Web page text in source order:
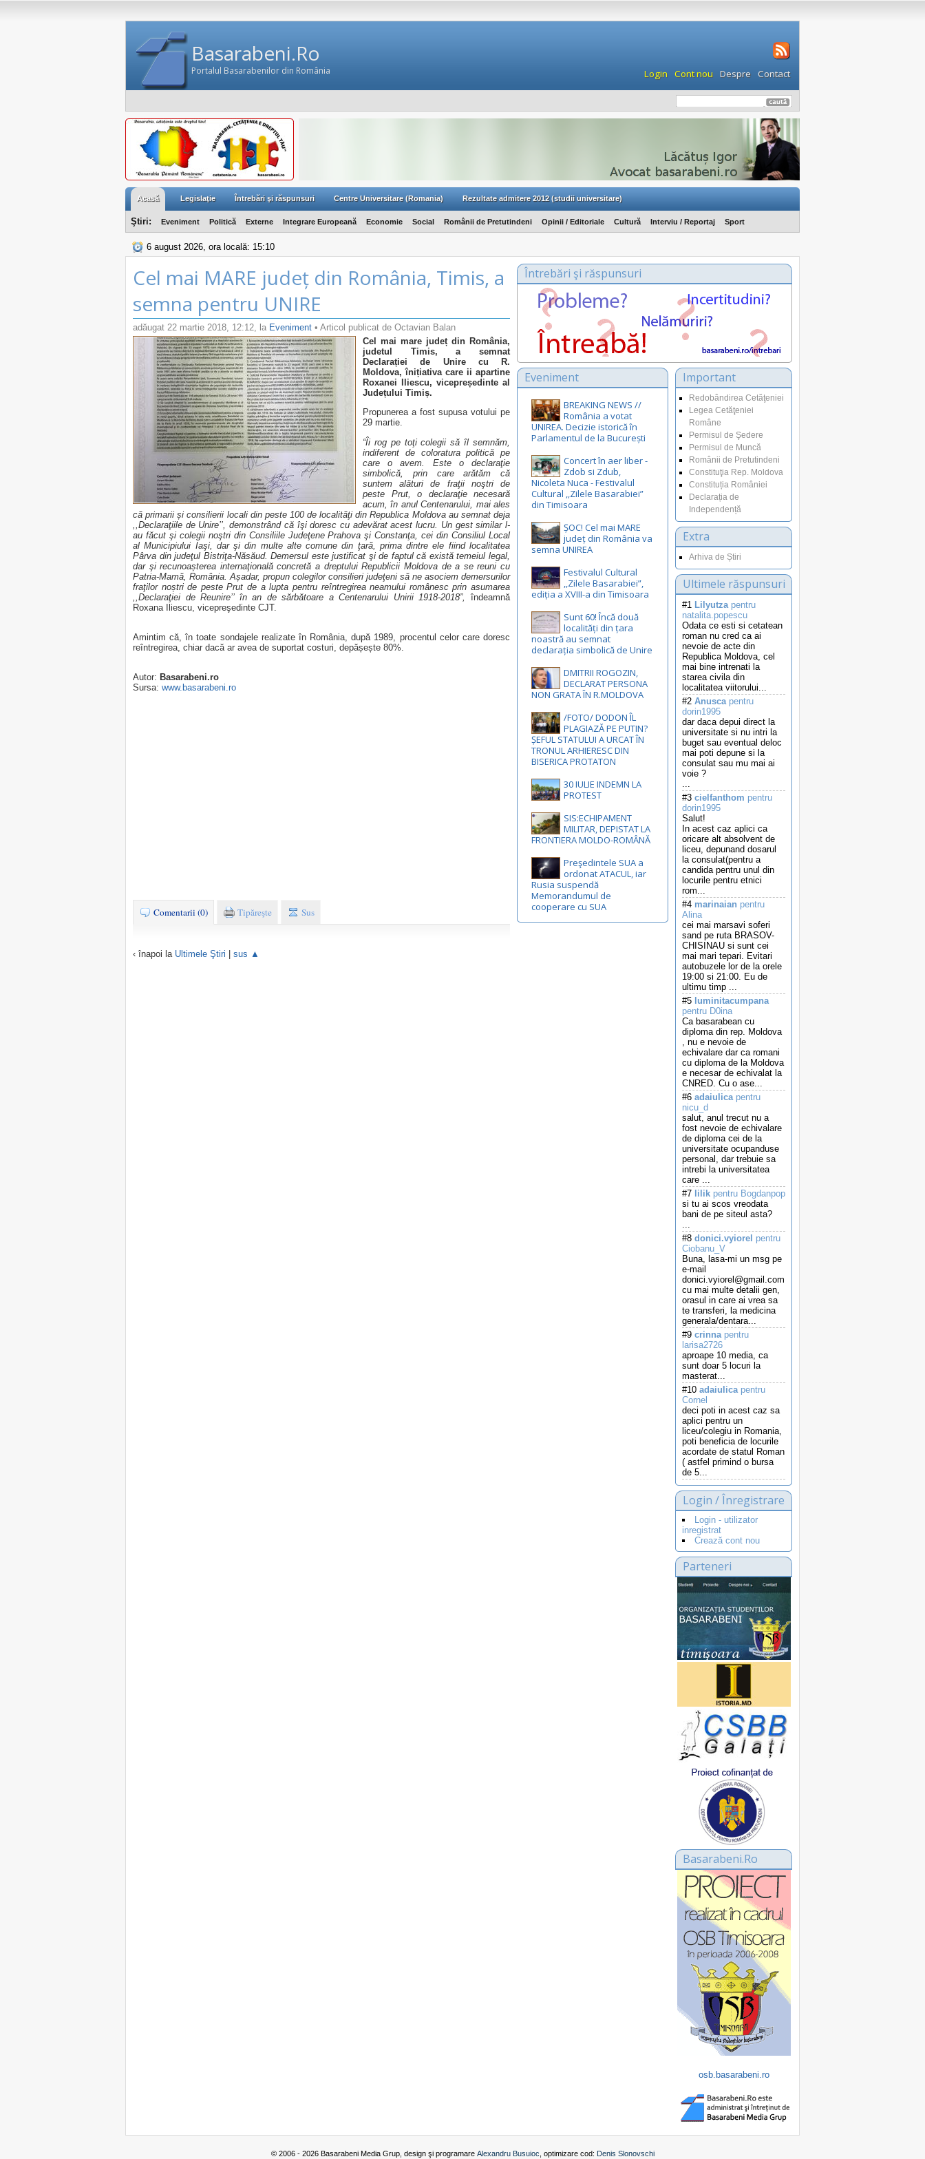
Basarabeni.Ro
Portalul Basarabenilor din România Login Cont nou Despre Contact
Acasă Legislaţie Întrebări şi răspunsuri Centre Universitare (Romania) Rezultate admitere 2012 (studii universitare)
Ştiri: Eveniment Politică Externe Integrare Europeană Economie Social Românii de Pretutindeni Opinii / Editoriale Cultură Interviu / Reportaj Sport
6 august 2026, ora locală: 15:10
Cel mai MARE județ din România, Timis, a
semna pentru UNIRE
adăugat 22 martie 2018, 12:12, la Eveniment • Articol publicat de Octavian Balan
Cel mai mare județ din România,
judetul Timis, a semnat
Declarației de Unire cu R.
Moldova, înițiativa care ii apartine
Roxanei Iliescu, vicepreședinte al
Județului Timiș.
Propunerea a fost supusa votului pe
29 martie.
“Îi rog pe toţi colegii să îl semnăm,
indiferent de coloratura politică pe
care o avem. Este o declaraţie
simbolică, prin care arătăm că
suntem alături de fraţii noştri de
peste Prut, o declaraţie necesară
acum, în anul Centenarului, mai ales
că primarii și consilierii locali din peste 100 de localităţi din Republica Moldova au semnat deja
,,Declaraţiile de Unire’’, demonstrând că îşi doresc cu adevărat acest lucru. Un gest similar l-
au făcut şi colegii noştri din Consiliile Judeţene Prahova şi Constanţa, cei din Consiliul Local
al Municipiului Iaşi, dar şi din multe alte comune din ţară, prima dintre ele fiind localitatea
Pârva din judeţul Bistriţa-Năsăud. Demersul este justificat şi de faptul că există temeiul legal,
dar şi recunoașterea internaţională concretă a dreptului Republicii Moldova de a se reuni cu
Patria-Mamă, România. Așadar, propun colegilor consilieri judeţeni să ne asociem demersurilor
fraţilor noștri de peste Prut de a lupta pentru reîntregirea neamului românesc prin asumarea
,,Declaraţiei de Reunire’’ în an de sărbătoare a Centenarului Unirii 1918-2018”, îndeamnă
Roxana Iliescu, vicepreşedinte CJT.
Amintim că, în toate sondajele realizate în România, după 1989, procentul celor care doresc
reîntregirea, chiar dacă ar avea de suportat costuri, depășește 80%.
Autor: Basarabeni.ro
Sursa: www.basarabeni.ro
Comentarii (0) Tipăreşte Sus
‹ înapoi la Ultimele Ştiri sus ▲
Întrebări şi răspunsuri
Important
Redobândirea Cetăţeniei
Legea Cetăţeniei
Române
Permisul de Şedere
Permisul de Muncă
Românii de Pretutindeni
Constituţia Rep. Moldova
Constituția României
Declarația de
Independență
Extra
Arhiva de Știri
Ultimele răspunsuri
#1 Lilyutzapentru
natalita.popescu
Odata ce esti si cetatean
roman nu cred ca ai
nevoie de acte din
Republica Moldova, cel
mai bine intrenati la
starea civila din
localitatea viitorului...
#2 Anuscapentru
dorin1995
dar daca depui direct la
universitate si nu intri la
buget sau eventual deloc
mai poti depune si la
consulat sau mu mai ai
voie ?
...
#3 cielfanthom pentru
dorin1995
Salut!
In acest caz aplici ca
oricare alt absolvent de
liceu, depunand dosarul
la consulat(pentru a
candida pentru unul din
locurile pentru etnici
rom...
#4 marinaian pentru
Alina
cei mai marsavi soferi
sand pe ruta BRASOV-
CHISINAU si sunt cei
mai mari tepari. Evitari
autobuzele lor de la orele
19:00 si 21:00. Eu de
ultimu timp ...
#5 luminitacumpana
pentru D0ina
Ca basarabean cu
diploma din rep. Moldova
, nu e nevoie de
echivalare dar ca romani
cu diploma de la Moldova
e necesar de echivalat la
CNRED. Cu o ase...
#6 adaiulicapentru
nicu_d
salut, anul trecut nu a
fost nevoie de echivalare
de diploma cei de la
universitate ocupanduse
personal, dar trebuie sa
intrebi la universitatea
care ...
#7 lilik pentru Bogdanpop
si tu ai scos vreodata
bani de pe siteul asta?
...
#8 donici.vyiorel pentru
Ciobanu_V
Buna, lasa-mi un msg pe
e-mail
donici.vyiorel@gmail.com
cu mai multe detalii gen,
orasul in care ai vrea sa
te transferi, la medicina
generala/dentara...
#9 crinnapentru
larisa2726
aproape 10 media, ca
sunt doar 5 locuri la
masterat...
#10 adaiulicapentru
Cornel
deci poti in acest caz sa
aplici pentru un
liceu/colegiu in Romania,
poti beneficia de locurile
acordate de statul Roman
( astfel primind o bursa
de 5...
Login / Înregistrare
Login - utilizator
inregistrat
Crează cont nou
Parteneri
Basarabeni.Ro
osb.basarabeni.ro
Eveniment
BREAKING NEWS //
România a votat
UNIREA. Decizie istorică în
Parlamentul de la București
Concert în aer liber -
Zdob si Zdub,
Nicoleta Nuca - Festivalul
Cultural ,,Zilele Basarabiei”
din Timisoara
ȘOC! Cel mai MARE
județ din România va
semna UNIREA
Festivalul Cultural
,,Zilele Basarabiei”,
ediția a XVIII-a din Timisoara
Sunt 60! Încă două
localități din țara
noastră au semnat
declarația simbolică de Unire
DMITRII ROGOZIN,
DECLARAT PERSONA
NON GRATA ÎN R.MOLDOVA
/FOTO/ DODON ÎL
PLAGIAZĂ PE PUTIN?
ȘEFUL STATULUI A URCAT ÎN
TRONUL ARHIERESC DIN
BISERICA PROTATON
30 IULIE INDEMN LA
PROTEST
SIS:ECHIPAMENT
MILITAR, DEPISTAT LA
FRONTIERA MOLDO-ROMÂNĂ
Preşedintele SUA a
ordonat ATACUL, iar
Rusia suspendă
Memorandumul de
cooperare cu SUA
© 2006 - 2026 Basarabeni Media Grup, design şi programare Alexandru Busuioc , optimizare cod: Denis Slonovschi